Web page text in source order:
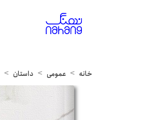
خانه عمومی داستان